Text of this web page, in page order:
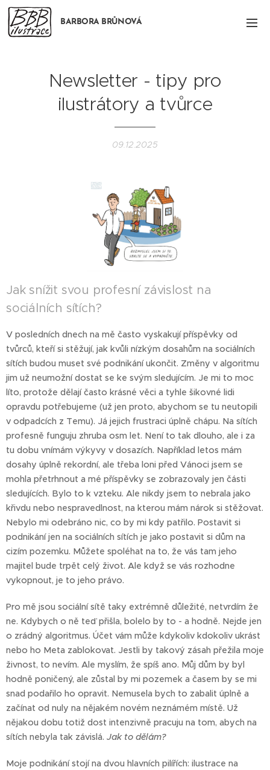
BARBORA BRŮNOVÁ
Newsletter - tipy pro
ilustrátory a tvůrce
09.12.2025
Jak snížit svou profesní závislost na
sociálních sítích?
V posledních dnech na mě často vyskakují příspěvky od
tvůrců, kteří si stěžují, jak kvůli nízkým dosahům na sociálních
sítích budou muset své podnikání ukončit. Změny v algoritmu
jim už neumožní dostat se ke svým sledujícím. Je mi to moc
líto, protože dělají často krásné věci a tyhle šikovné lidi
opravdu potřebujeme (už jen proto, abychom se tu neutopili
v odpadcích z Temu). Já jejich frustraci úplně chápu. Na sítích
profesně funguju zhruba osm let. Není to tak dlouho, ale i za
tu dobu vnímám výkyvy v dosazích. Například letos mám
dosahy úplně rekordní, ale třeba loni před Vánoci jsem se
mohla přetrhnout a mé příspěvky se zobrazovaly jen části
sledujících. Bylo to k vzteku. Ale nikdy jsem to nebrala jako
křivdu nebo nespravedlnost, na kterou mám nárok si stěžovat.
Nebylo mi odebráno nic, co by mi kdy patřilo. Postavit si
podnikání jen na sociálních sítích je jako postavit si dům na
cizím pozemku. Můžete spoléhat na to, že vás tam jeho
majitel bude trpět celý život. Ale když se vás rozhodne
vykopnout, je to jeho právo.
Pro mě jsou sociální sítě taky extrémně důležité, netvrdím že
ne. Kdybych o ně teď přišla, bolelo by to - a hodně. Nejde jen
o zrádný algoritmus. Účet vám může kdykoliv kdokoliv ukrást
nebo ho Meta zablokovat. Jestli by takový zásah přežila moje
živnost, to nevím. Ale myslím, že spíš ano. Můj dům by byl
hodně poničený, ale zůstal by mi pozemek a časem by se mi
snad podařilo ho opravit. Nemusela bych to zabalit úplně a
začínat od nuly na nějakém novém neznámém místě. Už
nějakou dobu totiž dost intenzivně pracuju na tom, abych na
sítích nebyla tak závislá. Jak to dělám?
Moje podnikání stojí na dvou hlavních pilířích: ilustrace na